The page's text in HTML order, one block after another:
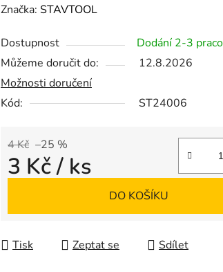
hodnocení
je
0,0
z
5
Značka: STAVTOOL
Dostupnost
Dodání 2-3
Můžeme doručit do:
12.8.2026
Možnosti doručení
Kód:
ST24006
4 Kč –25 %
3 Kč/ ks
DO KOŠÍKU
Tisk Zeptat se Sdílet